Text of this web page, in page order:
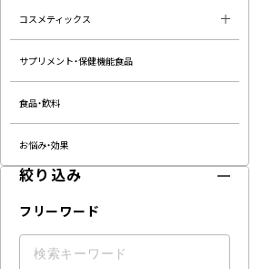
コスメティックス
サプリメント・保健機能食品
食品・飲料
お悩み・効果
絞り込み
フリーワード